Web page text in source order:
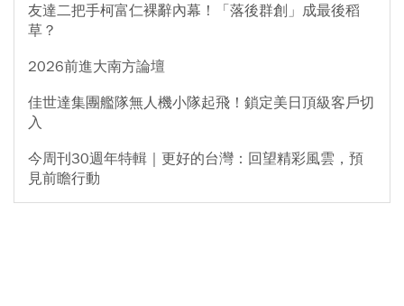
友達二把手柯富仁裸辭內幕！「落後群創」成最後稻
草？
2026前進大南方論壇
佳世達集團艦隊無人機小隊起飛！鎖定美日頂級客戶切
入
今周刊30週年特輯｜更好的台灣：回望精彩風雲，預
見前瞻行動